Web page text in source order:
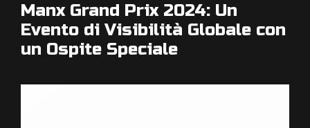
Manx Grand Prix 2024: Un
Evento di Visibilità Globale con
un Ospite Speciale